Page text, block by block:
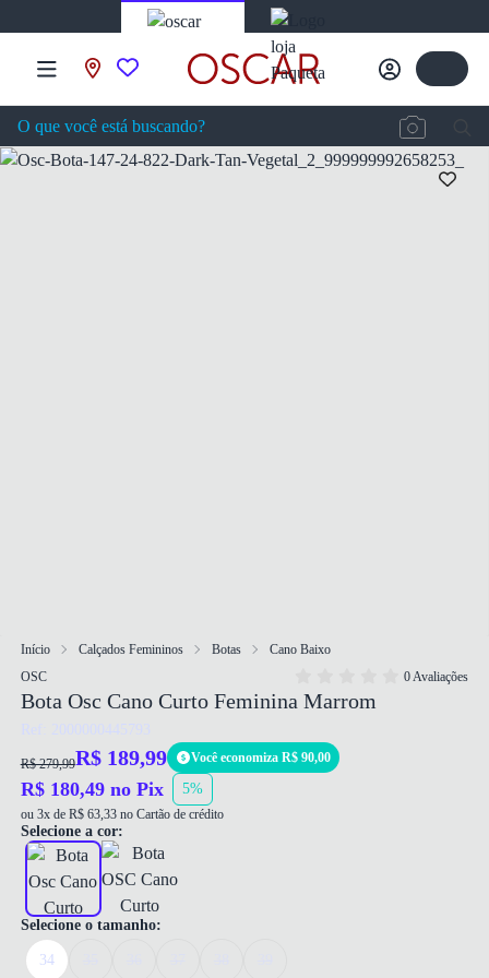
Início Calçados Femininos Botas
Cano Baixo
OSC
0 Avaliações
Bota Osc Cano Curto Feminina Marrom
Ref: 2000000445793
R$ 279,99R$ 189,99 Você economiza R$ 90,00
R$ 180,49 no Pix 5%
ou 3x de R$ 63,33 no Cartão de crédito
Selecione a cor:
Selecione o tamanho:
34